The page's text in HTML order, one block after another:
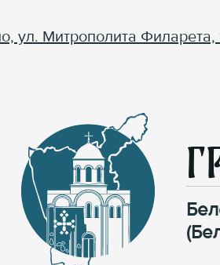
ул. Митрополита Филарета,